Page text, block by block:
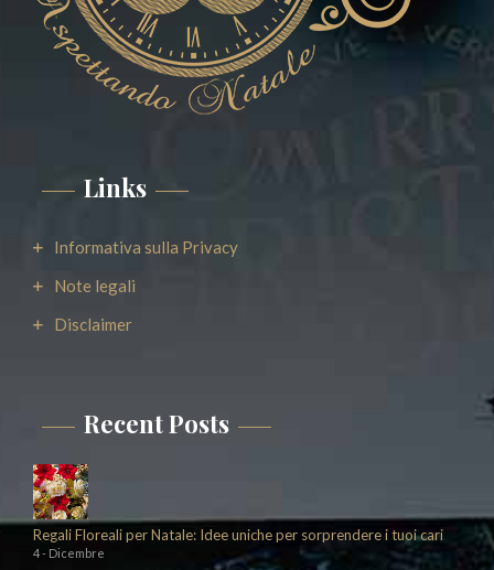
Links
Informativa sulla Privacy
Note legali
Disclaimer
Recent Posts
Regali Floreali per Natale: Idee uniche per sorprendere i tuoi cari
4 - Dicembre